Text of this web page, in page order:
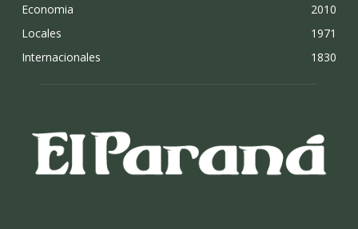
Economia
2010
Locales
1971
Internacionales
1830